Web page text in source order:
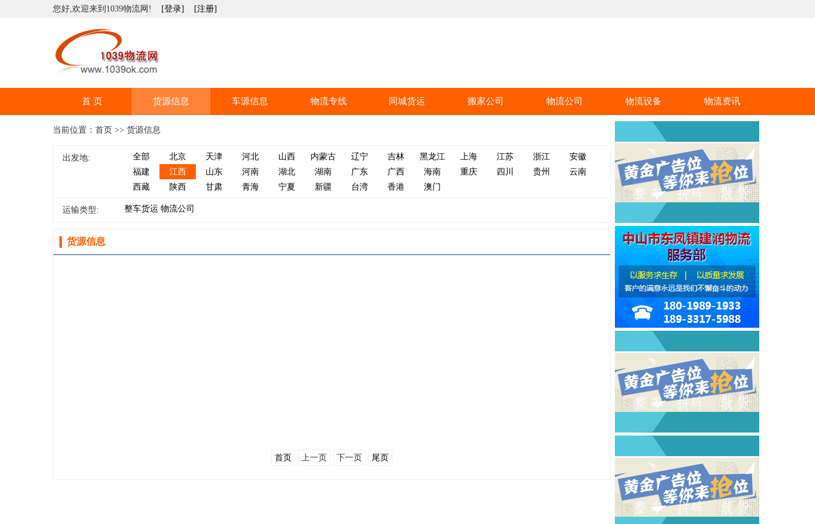
您好,欢迎来到1039物流网! [登录] [注册]
首 页 货源信息 车源信息 物流专线 同城货运 搬家公司 物流公司 物流设备 物流资讯
当前位置：首页 >> 货源信息
出发地: 全部 北京 天津 河北 山西 内蒙古 辽宁 吉林 黑龙江 上海 江苏 浙江
安徽
福建
江西 山东 河南 湖北 湖南 广东 广西 海南 重庆 四川 贵州
云南
西藏
陕西 甘肃 青海 宁夏 新疆 台湾 香港 澳门
运输类型: 整车货运 物流公司
货源信息
首页 上一页 下一页 尾页